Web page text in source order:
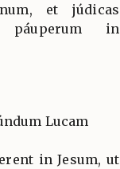
et júdicas
páuperum in
Lucam
in Jesum, ut